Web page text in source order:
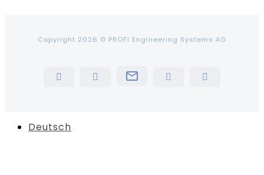
Copyright 2026 © PROFI Engineering Systems AG
LinkedInYouTubeNewsletterInstagramTiktok
Deutsch